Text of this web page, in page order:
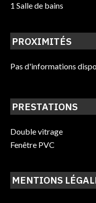
1 Salle de bains
PROXIMITÉS
Pas d'informations
PRESTATIONS
Double vitrage
Fenêtre PVC
MENTIONS